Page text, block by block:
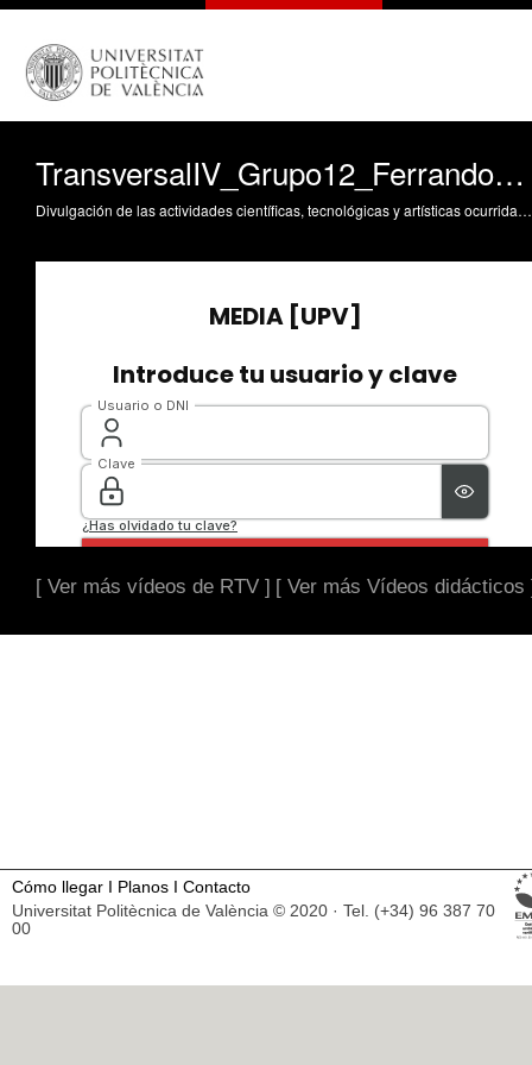
TransversalIV_Grupo12_FerrandoSánchezHelena
Divulgación de las actividades científicas, tecnológicas y artísticas ocurridas en los tres campus de la UPV
[ Ver más vídeos de RTV ] [ Ver más Vídeos didácticos
Cómo llegar I Planos I Contacto
Universitat Politècnica de València © 2020 · Tel. (+34) 96 387 70
00